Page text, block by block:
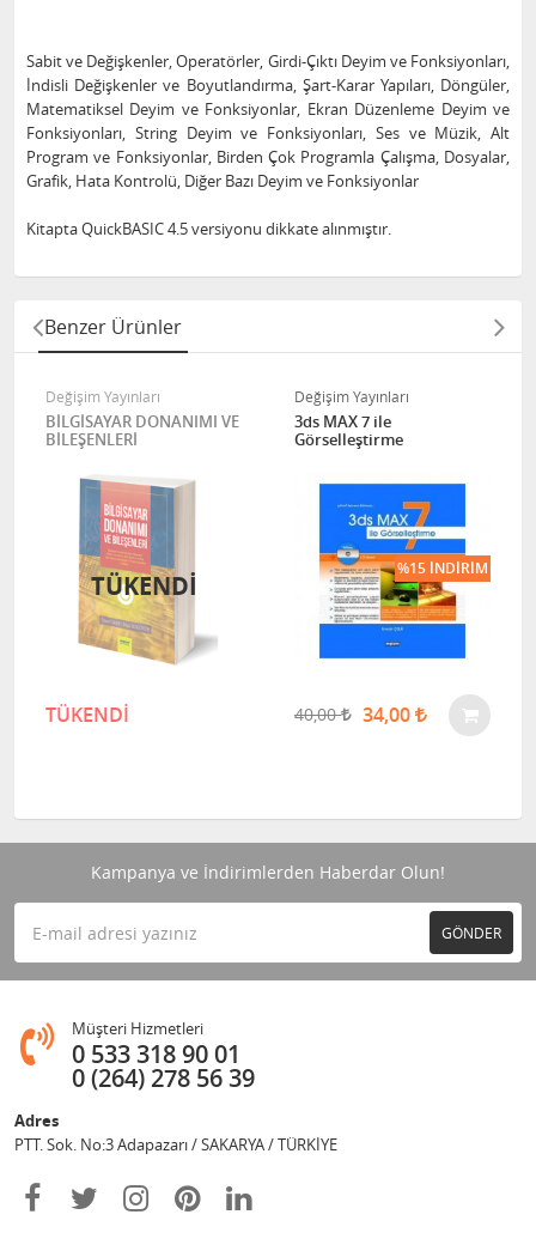
Sabit ve Değişkenler, Operatörler, Girdi-Çıktı Deyim ve Fonksiyonları,
İndisli Değişkenler ve Boyutlandırma, Şart-Karar Yapıları, Döngüler,
Matematiksel Deyim ve Fonksiyonlar, Ekran Düzenleme Deyim ve
Fonksiyonları, String Deyim ve Fonksiyonları, Ses ve Müzik, Alt
Program ve Fonksiyonlar, Birden Çok Programla Çalışma, Dosyalar,
Grafik, Hata Kontrolü, Diğer Bazı Deyim ve Fonksiyonlar
Kitapta QuickBASIC 4.5 versiyonu dikkate alınmıştır.
Benzer Ürünler
Değişim Yayınları
BİLGİSAYAR DONANIMI VE
BİLEŞENLERİ
TÜKENDİ
TÜKENDİ
Değişim Yayınları
3ds MAX 7 ile
Görselleştirme
40,00 34,00
%15 İNDIRIM
Kampanya ve İndirimlerden Haberdar Olun!
GÖNDER
Müşteri Hizmetleri
0 533 318 90 01
0 (264) 278 56 39
Adres
PTT. Sok. No:3 Adapazarı / SAKARYA / TÜRKİYE